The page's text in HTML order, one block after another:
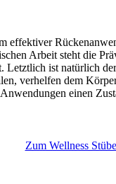
Arbeit steht die
ist natürlich
verhelfen dem
einen
Zum Wellness